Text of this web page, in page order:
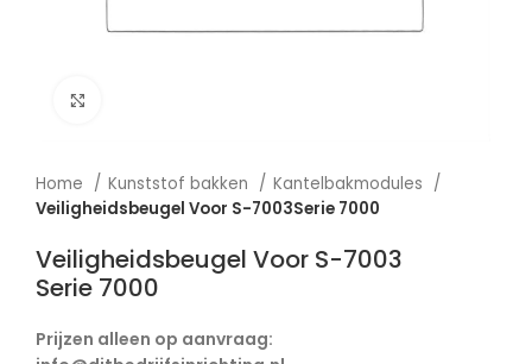
Home Kunststof bakken
Kantelbakmodules
Veiligheidsbeugel Voor S-7003Serie 7000
Veiligheidsbeugel Voor S-7003
Serie 7000
Prijzen alleen op aanvraag: